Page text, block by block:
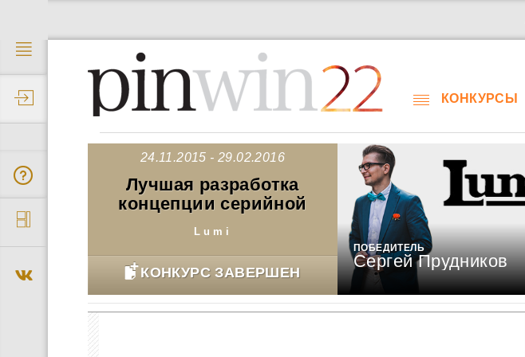
22 КОНКУРСЫ
24.11.2015 - 29.02.2016
Лучшая разработка
концепции серийной
мебели для бренда Lumi
Lumi
КОНКУРС ЗАВЕРШЕН
ПОБЕДИТЕЛЬ
Сергей Прудников
Работ